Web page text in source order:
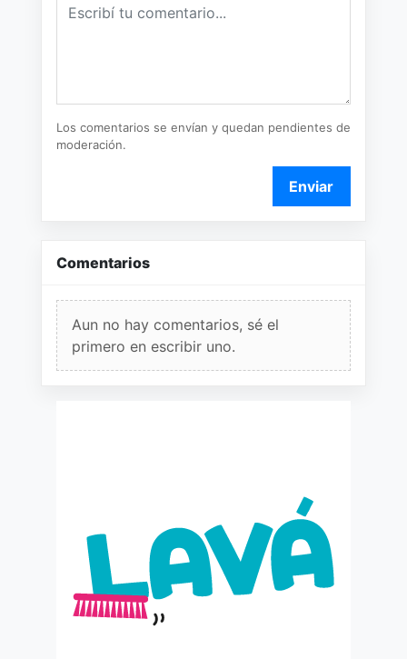
Los comentarios se envían y quedan pendientes de
moderación.
Enviar
Comentarios
Aun no hay comentarios, sé el
primero en escribir uno.